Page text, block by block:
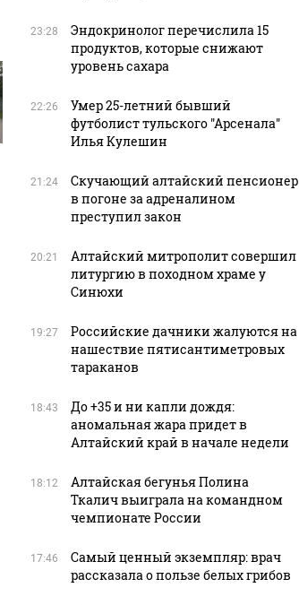
23:28
Эндокринолог перечислила 15
продуктов, которые снижают
уровень сахара
22:26
Умер 25-летний бывший
футболист тульского "Арсенала"
Илья Кулешин
21:24
Скучающий алтайский пенсионер
в погоне за адреналином
преступил закон
20:21
Алтайский митрополит совершил
литургию в походном храме у
Синюхи
19:27
Российские дачники жалуются на
нашествие пятисантиметровых
тараканов
18:43
До +35 и ни капли дождя:
аномальная жара придет в
Алтайский край в начале недели
18:12
Алтайская бегунья Полина
Ткалич выиграла на командном
чемпионате России
17:46
Самый ценный экземпляр: врач
рассказала о пользе белых грибов